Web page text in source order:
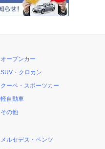
オープンカー
SUV・クロカン
クーペ・スポーツカー
軽自動車
その他
メルセデス・ベンツ